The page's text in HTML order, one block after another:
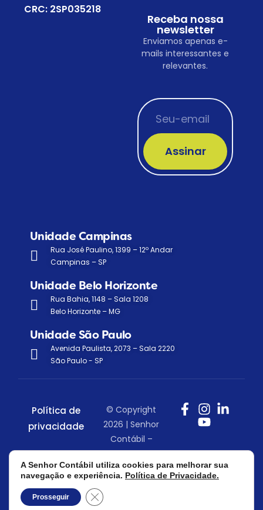
CRC: 2SP035218
Receba nossa
newsletter
Enviamos apenas e-
mails interessantes e
relevantes.
Assinar
Unidade Campinas
Rua José Paulino, 1399 – 12º Andar
Campinas – SP
Unidade Belo Horizonte
Rua Bahia, 1148 – Sala 1208
Belo Horizonte – MG
Unidade São Paulo
Avenida Paulista, 2073 – Sala 2220
São Paulo - SP
Política de
privacidade
© Copyright
2026 | Senhor
Contábil –
Todos os
direitos
reservados.
A Senhor Contábil utiliza cookies para melhorar sua
navegação e experiência. Política de Privacidade.
Prosseguir Close GDPR Cookie Banner